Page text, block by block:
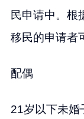
民申请中。根
移民的申请者
配偶
21岁以下未婚